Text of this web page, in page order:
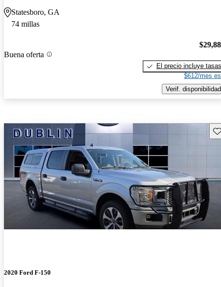
Statesboro, GA
74 millas
Buena oferta
El precio incluye tasas
$612/mes
Verif. disponibilidad
2020 Ford F-150